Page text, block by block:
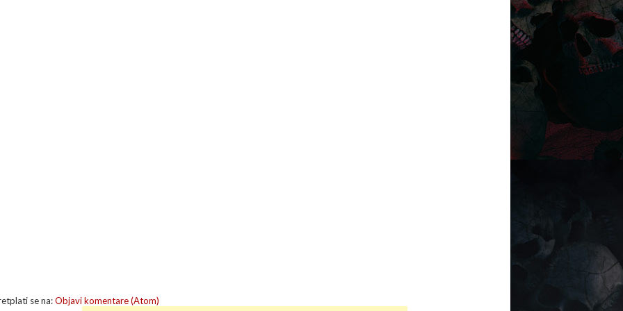
se na:Objavi komentare (Atom)